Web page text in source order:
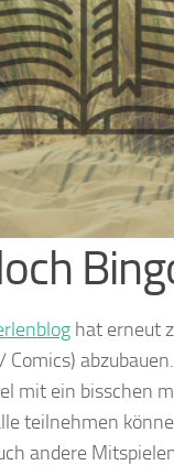
hat erneut
Comics)
mit ein bisschen
teilnehmen
andere